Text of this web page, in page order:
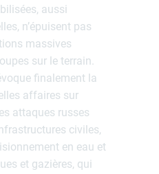
aussi
n’épuisent pas
massives
sur le terrain.
finalement la
affaires sur
attaques russes
civiles,
en eau et
et gazières, qui